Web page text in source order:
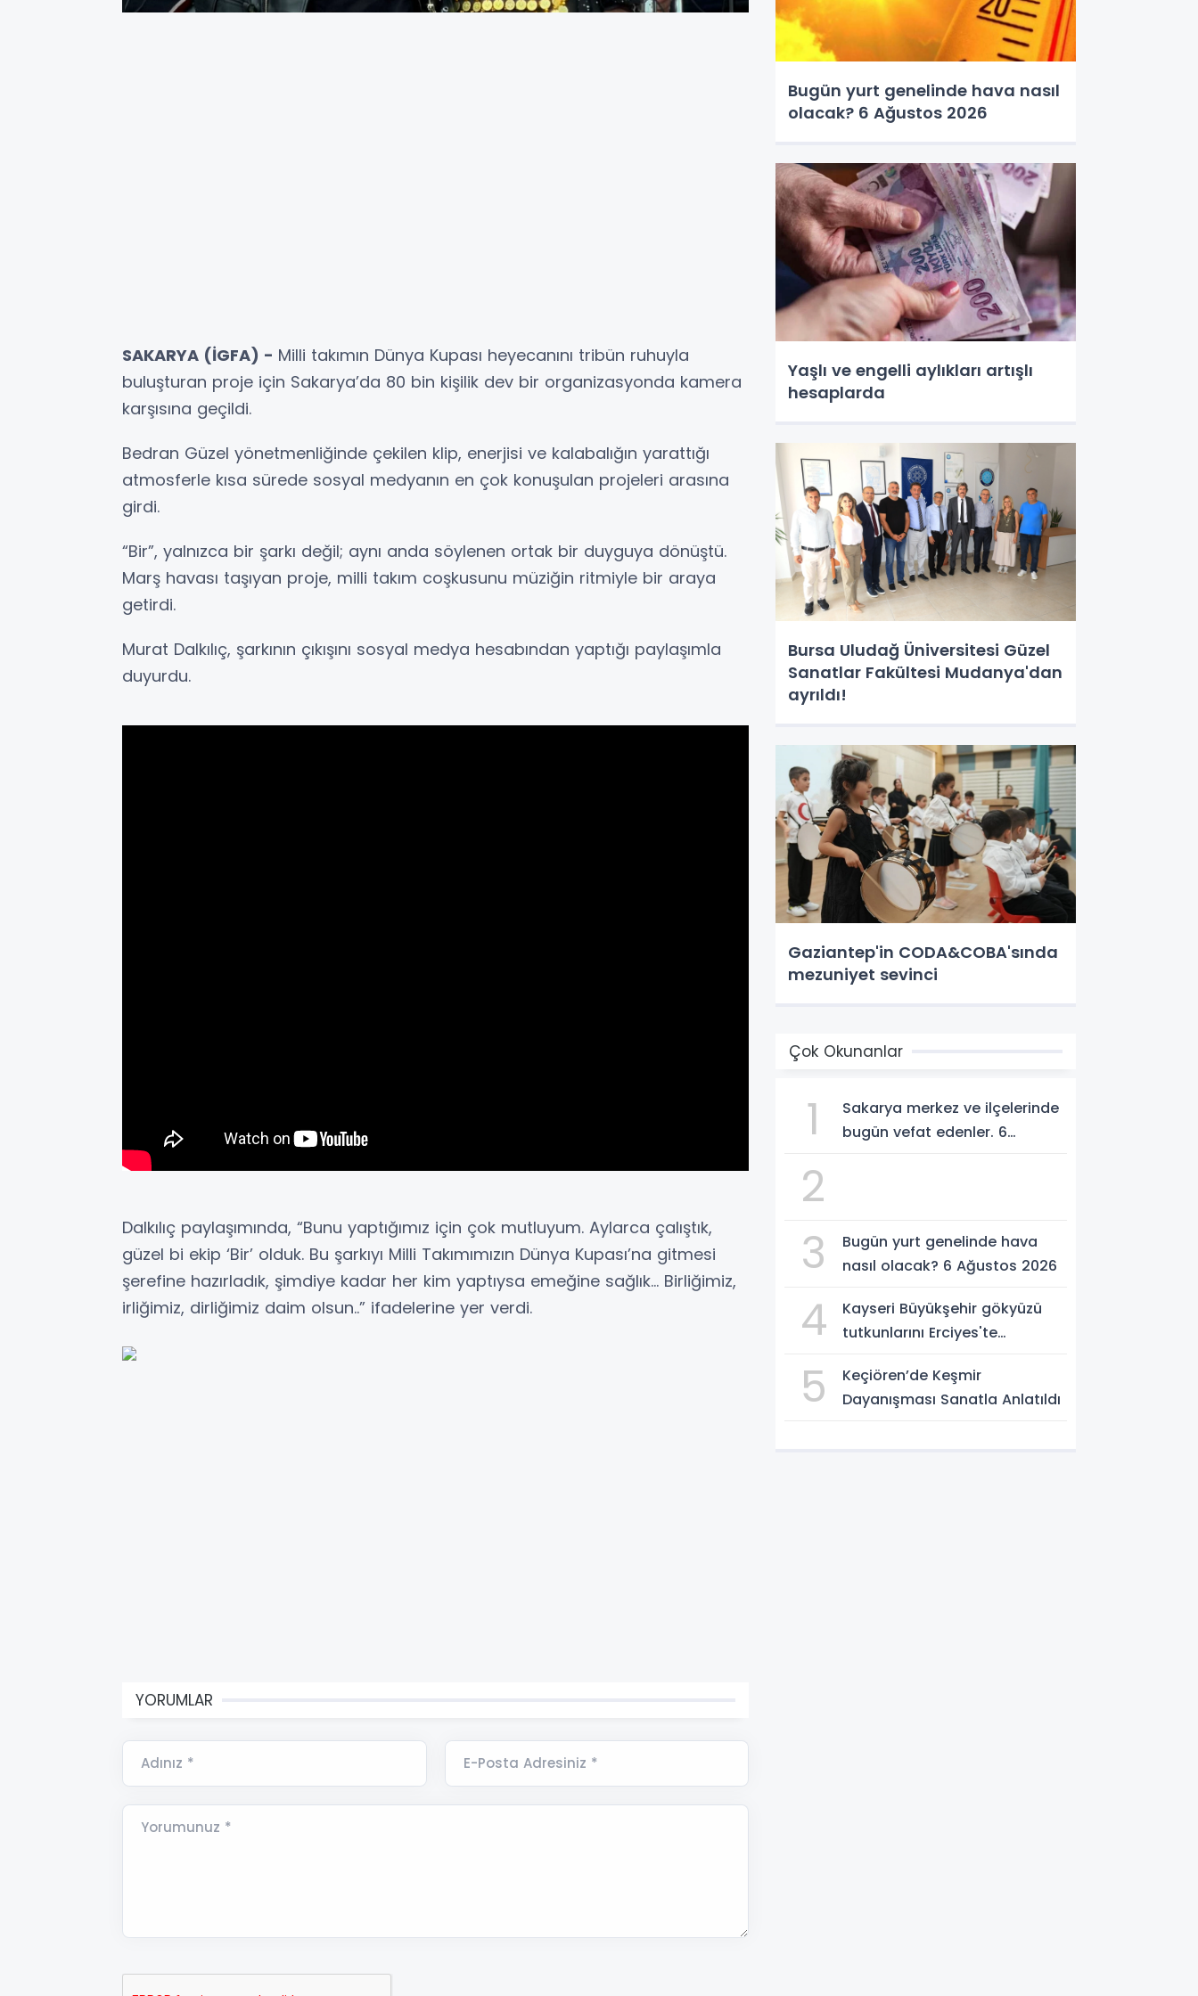
SAKARYA (İGFA) - Milli takımın Dünya Kupası heyecanını tribün ruhuyla
buluşturan proje için Sakarya’da 80 bin kişilik dev bir organizasyonda kamera
karşısına geçildi.
Bedran Güzel yönetmenliğinde çekilen klip, enerjisi ve kalabalığın yarattığı
atmosferle kısa sürede sosyal medyanın en çok konuşulan projeleri arasına
girdi.
“Bir”, yalnızca bir şarkı değil; aynı anda söylenen ortak bir duyguya dönüştü.
Marş havası taşıyan proje, milli takım coşkusunu müziğin ritmiyle bir araya
getirdi.
Murat Dalkılıç, şarkının çıkışını sosyal medya hesabından yaptığı paylaşımla
duyurdu.
Dalkılıç paylaşımında, “Bunu yaptığımız için çok mutluyum. Aylarca çalıştık,
güzel bi ekip ‘Bir’ olduk. Bu şarkıyı Milli Takımımızın Dünya Kupası’na gitmesi
şerefine hazırladık, şimdiye kadar her kim yaptıysa emeğine sağlık… Birliğimiz,
irliğimiz, dirliğimiz daim olsun..” ifadelerine yer verdi.
YORUMLAR
Adınız * E-Posta Adresiniz *
Yorumunuz *
Bugün yurt genelinde hava nasıl
olacak? 6 Ağustos 2026
Yaşlı ve engelli aylıkları artışlı
hesaplarda
Bursa Uludağ Üniversitesi Güzel
Sanatlar Fakültesi Mudanya'dan
ayrıldı!
Gaziantep'in CODA&COBA'sında
mezuniyet sevinci
Çok Okunanlar
1
Sakarya merkez ve ilçelerinde
bugün vefat edenler. 6
2
3
Bugün yurt genelinde hava
nasıl olacak? 6 Ağustos 2026
4
Kayseri Büyükşehir gökyüzü
tutkunlarını Erciyes'te
5
Keçiören’de Keşmir
Dayanışması Sanatla Anlatıldı